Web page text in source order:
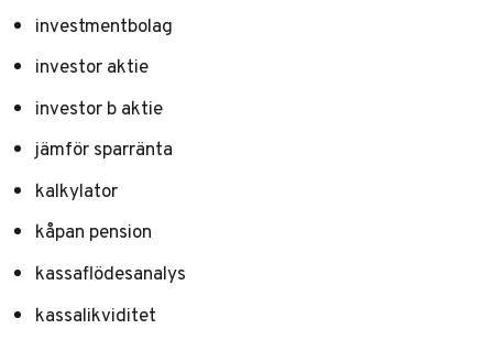
investmentbolag
investor aktie
investor b aktie
jämför sparränta
kalkylator
kåpan pension
kassaflödesanalys
kassalikviditet